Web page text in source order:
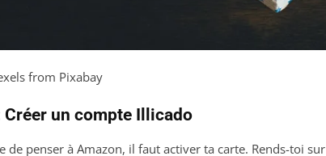
from Pixabay
Créer un compte Illicado
de penser à Amazon, il faut activer ta carte. Rends-toi sur